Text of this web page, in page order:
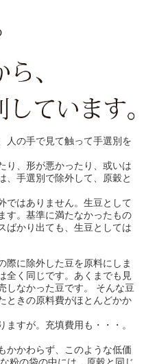
人の手で見て触って手選別を
り、形が悪かったり、或いは
、手選別で除外して、原穀と
ではありません。生豆として
す。基準に満たなかったもの
ばかり出ても、生豆としては
際に除外した豆を原料にしま
全く同じです。あくまでも見
しなかった豆です。 そんな豆
ときの原料費がほとんどかか
すが。充填費用も・・・。
かかわらず、このような低価